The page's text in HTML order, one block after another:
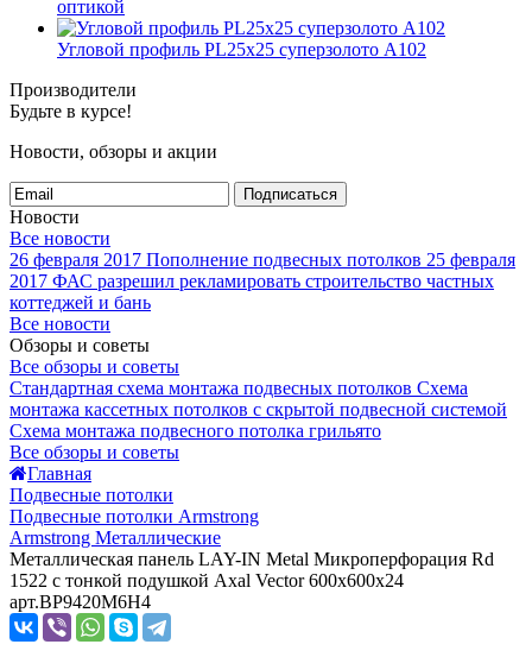
оптикой
Угловой профиль PL25х25 суперзолото А102
Производители
Будьте в курсе!
Новости, обзоры и акции
Подписаться
Новости
Все новости
26 февраля 2017 Пополнение подвесных потолков 25 февраля
2017 ФАС разрешил рекламировать строительство частных
коттеджей и бань
Все новости
Обзоры и советы
Все обзоры и советы
Стандартная схема монтажа подвесных потолков Схема
монтажа кассетных потолков с скрытой подвесной системой
Схема монтажа подвесного потолка грильято
Все обзоры и советы
Главная
Подвесные потолки
Подвесные потолки Armstrong
Armstrong Металлические
Металлическая панель LAY-IN Metal Микроперфорация Rd
1522 с тонкой подушкой Axal Vector 600x600x24
арт.BP9420M6H4